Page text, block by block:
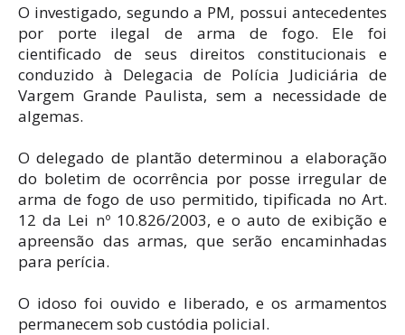
O investigado, segundo a PM, possui antecedentes
por porte ilegal de arma de fogo. Ele foi
cientificado de seus direitos constitucionais e
conduzido à Delegacia de Polícia Judiciária de
Vargem Grande Paulista, sem a necessidade de
algemas.
O delegado de plantão determinou a elaboração
do boletim de ocorrência por posse irregular de
arma de fogo de uso permitido, tipificada no Art.
12 da Lei nº 10.826/2003, e o auto de exibição e
apreensão das armas, que serão encaminhadas
para perícia.
O idoso foi ouvido e liberado, e os armamentos
permanecem sob custódia policial.